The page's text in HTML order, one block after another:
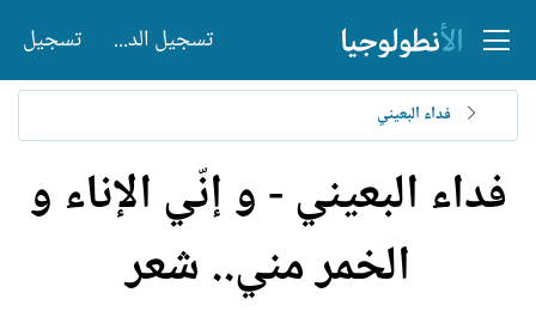
تسجيل الدخول تسجيل
فداء البعيني
فداء البعيني - و إنّي الإناء و
الخمر مني.. شعر